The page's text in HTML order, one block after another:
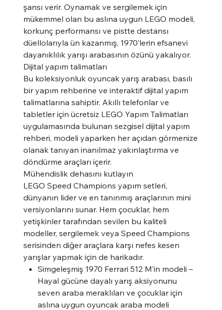
şansı verir. Oynamak ve sergilemek için
mükemmel olan bu aslına uygun LEGO modeli,
korkunç performansı ve pistte destansı
düellolarıyla ün kazanmış, 1970’lerin efsanevi
dayanıklılık yarışı arabasının özünü yakalıyor.
Dijital yapım talimatları
Bu koleksiyonluk oyuncak yarış arabası, basılı
bir yapım rehberine ve interaktif dijital yapım
talimatlarına sahiptir. Akıllı telefonlar ve
tabletler için ücretsiz LEGO Yapım Talimatları
uygulamasında bulunan sezgisel dijital yapım
rehberi, modeli yaparken her açıdan görmenize
olanak tanıyan inanılmaz yakınlaştırma ve
döndürme araçları içerir.
Mühendislik dehasını kutlayın
LEGO Speed Champions yapım setleri,
dünyanın lider ve en tanınmış araçlarının mini
versiyonlarını sunar. Hem çocuklar, hem
yetişkinler tarafından sevilen bu kaliteli
modeller, sergilemek veya Speed Champions
serisinden diğer araçlara karşı nefes kesen
yarışlar yapmak için de harikadır.
Simgeleşmiş 1970 Ferrari 512 M’in modeli –
Hayal gücüne dayalı yarış aksiyonunu
seven araba meraklıları ve çocuklar için
aslına uygun oyuncak araba modeli